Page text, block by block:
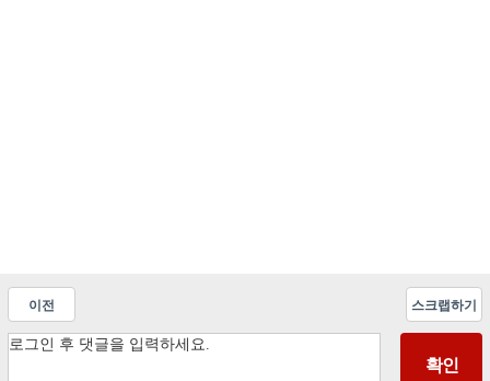
이전 스크랩하기